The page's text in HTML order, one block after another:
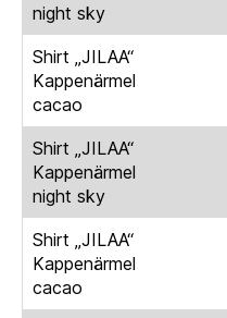
night sky
Shirt „JILAA“
Kappenärmel
cacao
Shirt „JILAA“
Kappenärmel
night sky
Shirt „JILAA“
Kappenärmel
cacao